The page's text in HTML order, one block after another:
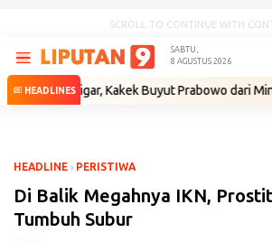
SCROLL TO CONTINUE WITH
SABTU,
8 AGUSTUS 2026
HEADLINES
Kakek Buyut Prabowo dari Minahasa •
HEADLINE › PERISTIWA
Di Balik Megahnya IKN,
Tumbuh Subur